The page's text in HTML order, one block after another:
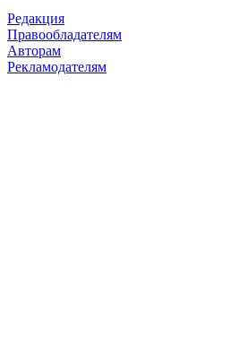
Редакция
Правообладателям
Авторам
Рекламодателям